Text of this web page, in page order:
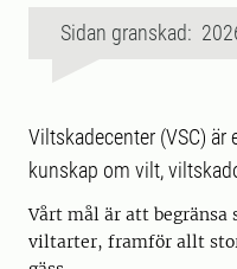
Sidan granskad:
Viltskadecenter (VSC)
kunskap om vilt,
Vårt mål är att begränsa
viltarter, framför allt